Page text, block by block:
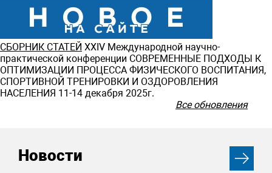
СБОРНИК СТАТЕЙ ХXIV Международной научно-
практической конференции СОВРЕМЕННЫЕ ПОДХОДЫ К
ОПТИМИЗАЦИИ ПРОЦЕССА ФИЗИЧЕСКОГО ВОСПИТАНИЯ,
СПОРТИВНОЙ ТРЕНИРОВКИ И ОЗДОРОВЛЕНИЯ
НАСЕЛЕНИЯ 11-14 декабря 2025г.
Все обновления
Новости